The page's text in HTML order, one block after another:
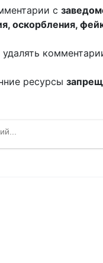
с
оскорбления,
ресурсы